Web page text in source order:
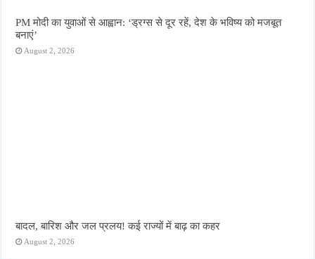
PM मोदी का युवाओं से आह्वान: ‘ड्रग्स से दूर रहें, देश के भविष्य को मजबूत
बनाएं’
August 2, 2026
बादल, बारिश और जल प्रलय! कई राज्यों में बाढ़ का कहर
August 2, 2026